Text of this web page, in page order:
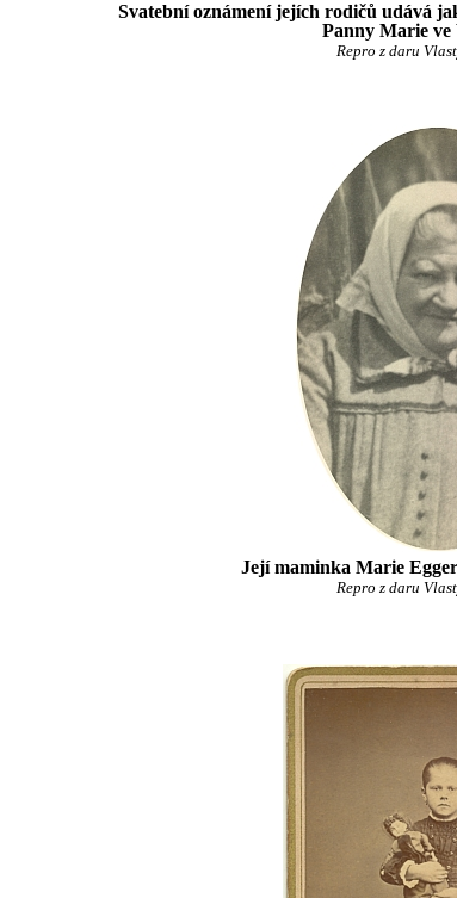
Svatební oznámení jejích rodičů udává
Panny Marie ve
Repro z daru
Její maminka Marie
Repro z daru